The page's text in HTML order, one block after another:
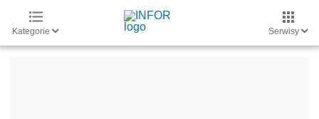
Kategorie Serwisy